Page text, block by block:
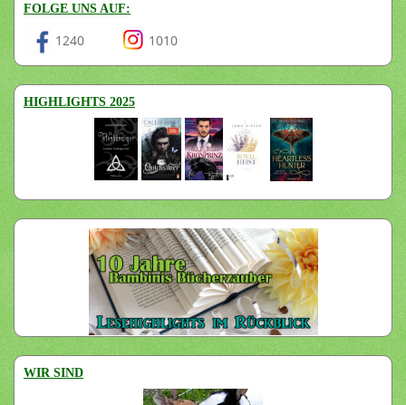
FOLGE UNS AUF:
1240 1010
HIGHLIGHTS 2025
WIR SIND